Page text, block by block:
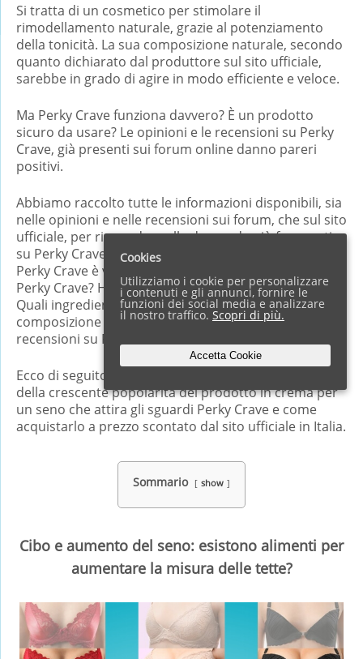
Si tratta di un cosmetico per stimolare il
rimodellamento naturale, grazie al potenziamento
della tonicità. La sua composizione naturale, secondo
quanto dichiarato dal produttore sul sito ufficiale,
sarebbe in grado di agire in modo efficiente e veloce.
Ma Perky Crave funziona davvero? È un prodotto
sicuro da usare? Le opinioni e le recensioni su Perky
Crave, già presenti sui forum online danno pareri
positivi.
Abbiamo raccolto tutte le informazioni disponibili, sia
nelle opinioni e nelle recensioni sui forum, che sul sito
ufficiale, per rispondere alle domande più frequenti
su Perky Crave: qual è il prezzo di questa crema?
Perky Crave è venduto in farmacia? Come si assume
Perky Crave? Ha controindicazioni o effetti collaterali?
Quali ingredienti sono utilizzati per la sua
composizione e cosa dicono le opinioni e le
recensioni su Perky Crave nei forum online?
Ecco di seguito tutte le risposte per capire il perché
della crescente popolarità del prodotto in crema per
un seno che attira gli sguardi Perky Crave e come
acquistarlo a prezzo scontato dal sito ufficiale in Italia.
Sommario show
Cibo e aumento del seno: esistono alimenti per
aumentare la misura delle tette?
Cookies
Utilizziamo i cookie per personalizzare
i contenuti e gli annunci, fornire le
funzioni dei social media e analizzare
il nostro traffico. Scopri di più.
Accetta Cookie